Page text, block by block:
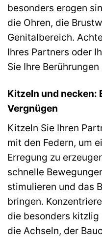
besonders erogen
die Ohren, die
Genitalbereich.
Ihres Partners oder
Sie Ihre
Kitzeln und necken:
Vergnügen
Kitzeln Sie Ihren
mit den Federn, um
Erregung zu
schnelle
stimulieren und das
bringen.
die besonders kitzlig
die Achseln, der